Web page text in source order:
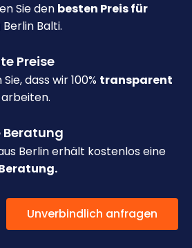
Sie den besten Preis für
Berlin Balti.
Preise
dass wir 100% transparent
arbeiten.
Berlin erhält kostenlos eine
Unverbindlich anfragen